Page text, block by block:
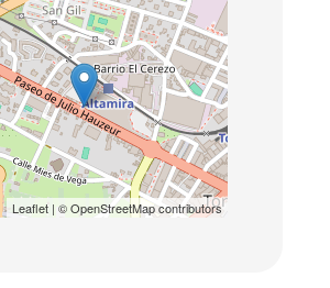
Leaflet| ©OpenStreetMapcontributors